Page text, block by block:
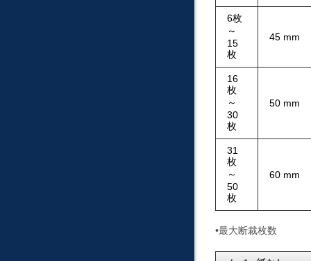
6枚
～
15
枚
45 mm
16
枚
～
30
枚
50 mm
31
枚
～
50
枚
60 mm
•最大断裁枚数